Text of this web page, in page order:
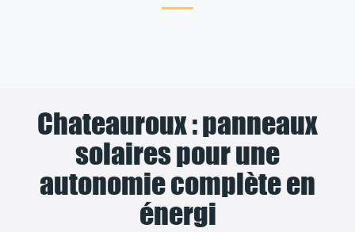
Chateauroux : panneaux
solaires pour une
autonomie complète en
énergi